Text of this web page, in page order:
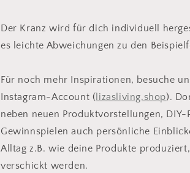
Der Kranz wird für dich individuell
es leichte Abweichungen zu den
Für noch mehr Inspirationen, besuche
Instagram-Account ( lizasliving.shop).
neben neuen Produktvorstellungen, DIY-
Gewinnspielen auch persönliche
Alltag z.B. wie deine Produkte
verschickt werden.